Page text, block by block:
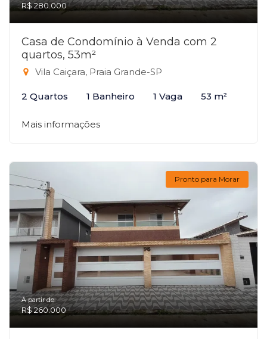
R$ 280.000
Casa de Condomínio à Venda com 2
quartos, 53m²
Vila Caiçara, Praia Grande-SP
2 Quartos 1 Banheiro 1 Vaga 53 m²
Mais informações
Pronto para Morar
A partir de:
R$ 260.000